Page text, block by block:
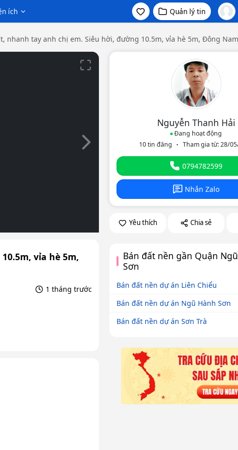
ích Quản lý tin
nhanh tay anh chị em. Siêu hời, đường 10.5m, vỉa hè 5m, Đông
Slide tiếp theo
vỉa hè 5m,
1 tháng trước
Nguyễn Thanh Hải
Đang hoạt động
10 tin đăng
Tham gia từ: 28/
0794782599
Nhắn Zalo
Yêu thích Chia sẻ
Bán đất nền gần Quận
Sơn
Bán đất nền dự án Liên Chiểu
Bán đất nền dự án Ngũ Hành Sơn
Bán đất nền dự án Sơn Trà